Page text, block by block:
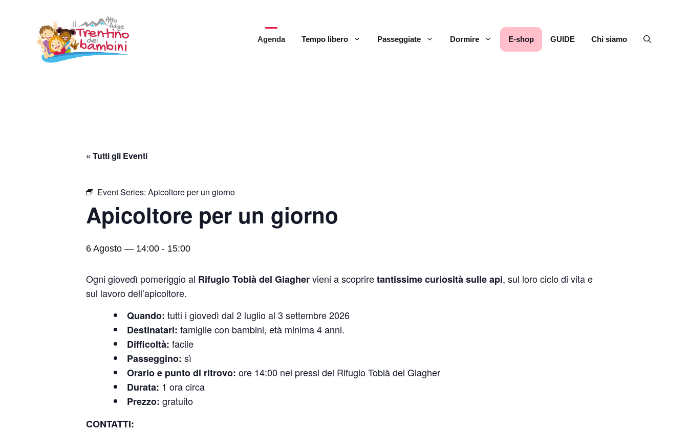
contenuto
Agenda Tempo libero Passeggiate Dormire E-shop GUIDE Chi siamo
« Tutti gli Eventi
Event Series: Apicoltore per un giorno
Apicoltore per un giorno
6 Agosto — 14:00 - 15:00
Ogni giovedì pomeriggio al Rifugio Tobià del Giaghervieni a scopriretantissime curiosità sulle api, sul loro ciclo di vita e
sul lavoro dell’apicoltore.
Quando: tutti i giovedì dal 2 luglio al 3 settembre 2026
Destinatari: famiglie con bambini, età minima 4 anni.
Difficoltà: facile
Passeggino: sì
Orario e punto di ritrovo: ore 14:00 nei pressi del Rifugio Tobià del Giagher
Durata: 1 ora circa
Prezzo: gratuito
CONTATTI: